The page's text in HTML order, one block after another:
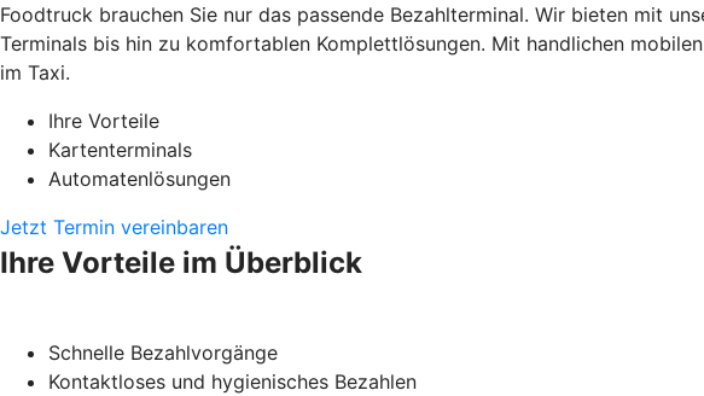
Foodtruck brauchen Sie nur das passende Bezahlterminal. Wir bieten mit
Terminals bis hin zu komfortablen Komplettlösungen. Mit handlichen
im Taxi.
Ihre Vorteile
Kartenterminals
Automatenlösungen
Jetzt Termin vereinbaren
Ihre Vorteile im Überblick
Schnelle Bezahlvorgänge
Kontaktloses und hygienisches Bezahlen